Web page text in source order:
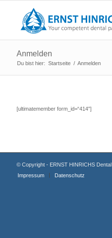
Anmelden
Du bist hier: Startseite / Anmelden
[ultimatemember form_id=“414″]
© Copyright - ERNST HINRICHS Dental
Impressum
Datenschutz